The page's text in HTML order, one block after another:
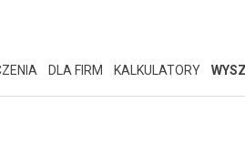
DLA FIRM KALKULATORY